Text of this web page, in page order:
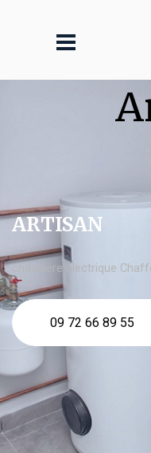
ARTISAN
chaudière électrique
09 72 66 89 55